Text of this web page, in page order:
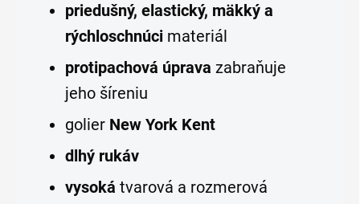
priedušný, elastický, mäkký a
rýchloschnúci materiál
protipachová úprava zabraňuje
jeho šíreniu
golier New York Kent
dlhý rukáv
vysoká tvarová a rozmerová